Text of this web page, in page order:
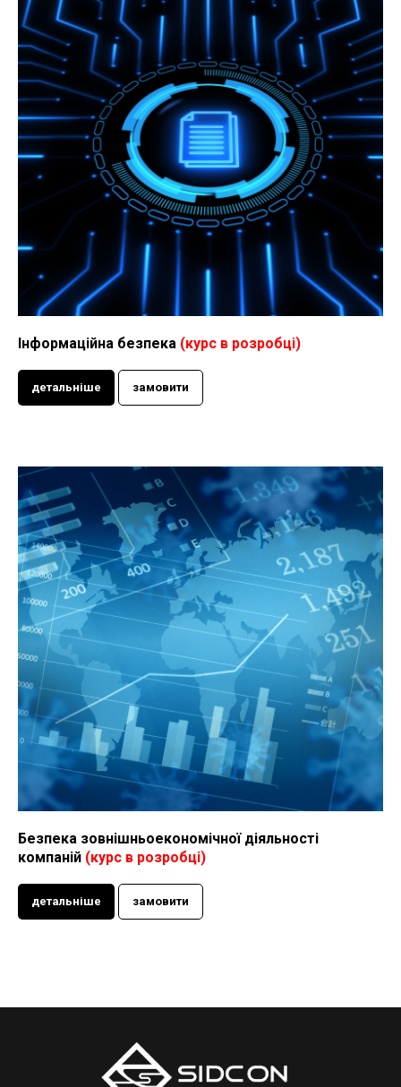
Інформаційна безпека (курс в розробці)
детальніше замовити
Безпека зовнішньоекономічної діяльності
компаній (курс в розробці)
детальніше замовити